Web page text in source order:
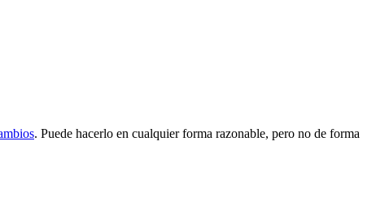
. Puede hacerlo en cualquier forma razonable, pero no de forma